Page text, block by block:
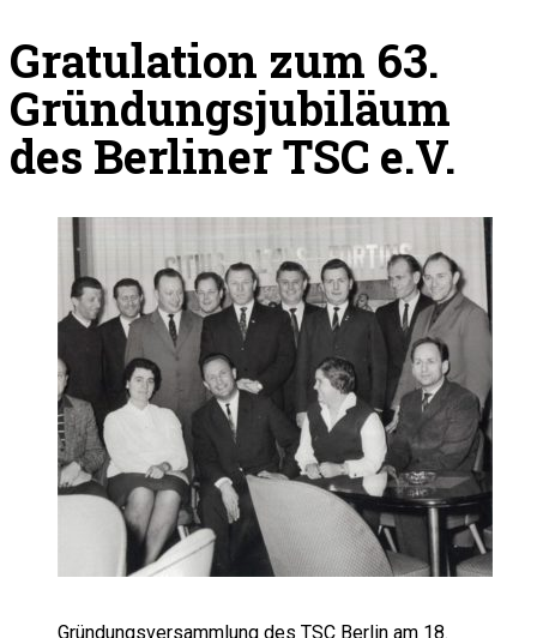
Gratulation zum 63.
Gründungsjubiläum
des Berliner TSC e.V.
Gründungsversammlung des TSC Berlin am 18.